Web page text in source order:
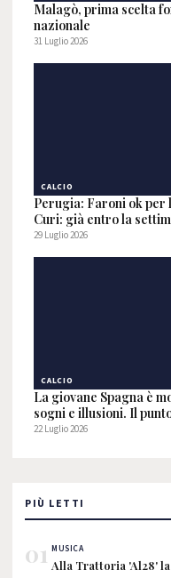
Malagò, prima scelta
nazionale
31 Luglio 2026
CALCIO
Perugia: Faroni ok per
Curi: già entro la
29 Luglio 2026
CALCIO
La giovane Spagna è
sogni e illusioni. Il
22 Luglio 2026
PIÙ LETTI
01 MUSICA
Alla Trattoria 'Al28'